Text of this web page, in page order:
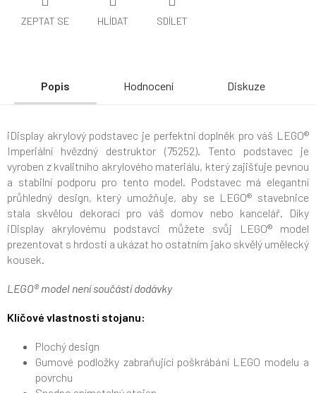
ZEPTAT SE HLÍDAT SDÍLET
Popis Hodnocení Diskuze
iDisplay akrylový podstavec je perfektní doplněk pro váš LEGO®
Imperiální hvězdný destruktor (75252). Tento podstavec je
vyroben z kvalitního akrylového materiálu, který zajišťuje pevnou
a stabilní podporu pro tento model. Podstavec má elegantní
průhledný design, který umožňuje, aby se LEGO® stavebnice
stala skvělou dekorací pro váš domov nebo kancelář. Díky
iDisplay akrylovému podstavci můžete svůj LEGO® model
prezentovat s hrdostí a ukázat ho ostatním jako skvělý umělecký
kousek.
LEGO® model není součástí dodávky
Klíčové vlastnosti stojanu:
Plochý design
Gumové podložky zabraňující poškrábání LEGO modelu a
povrchu